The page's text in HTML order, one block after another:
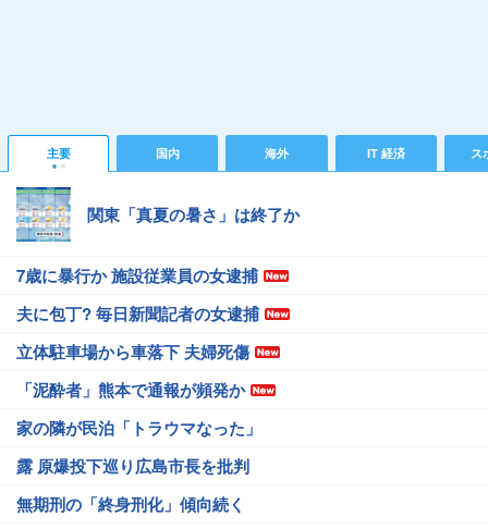
主要 国内 海外 IT 経済 ス
関東「真夏の暑さ」は終了か
7歳に暴行か 施設従業員の女逮捕
夫に包丁? 毎日新聞記者の女逮捕
立体駐車場から車落下 夫婦死傷
「泥酔者」熊本で通報が頻発か
家の隣が民泊「トラウマなった」
露 原爆投下巡り広島市長を批判
無期刑の「終身刑化」傾向続く